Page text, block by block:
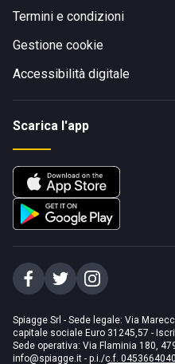
Termini e condizioni
Gestione cookie
Accessibilità digitale
Scarica l'app
Spiagge Srl - Sede legale: Via
capitale sociale Euro 31245,57 -
Sede operativa: Via Flaminia 180,
info@spiagge.it - p.i./c.f.